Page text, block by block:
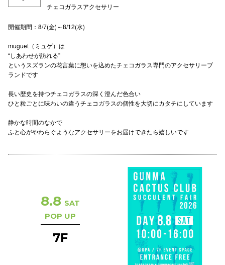
チェコガラスアクセサリー
開催期間：8/7(金)～8/12(水)
muguet（ミュゲ）は
“しあわせが訪れる”
というスズランの花言葉に想いを込めたチェコガラス専門のアクセサリーブ
ランドです
長い歴史を持つチェコガラスの深く澄んだ色合い
ひと粒ごとに味わいの違うチェコガラスの個性を大切にカタチにしています
静かな時間のなかで
ふと心がやわらぐようなアクセサリーをお届けできたら嬉しいです
8.8 SAT
POP UP
7F
秋田オ
キャナルシ